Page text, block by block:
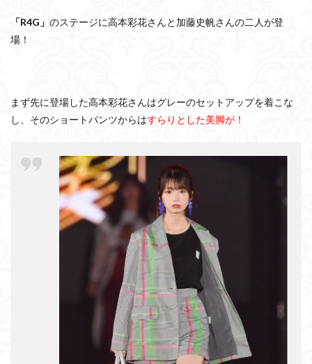
「R4G」 のステージに高本彩花さんと加藤史帆さんの二人が登
場！
まず先に登場した高本彩花さんはグレーのセットアップを着こな
し、そのショートパンツからはすらりとした美脚が！